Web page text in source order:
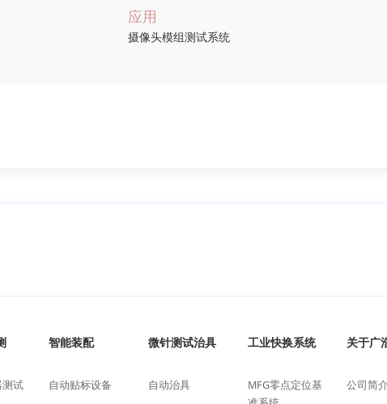
应用
摄像头模组测试系统
测试
智能装配
自动贴标设备
微针测试治具
自动治具
工业快换系统
MFG零点定位基
关于广
公司简